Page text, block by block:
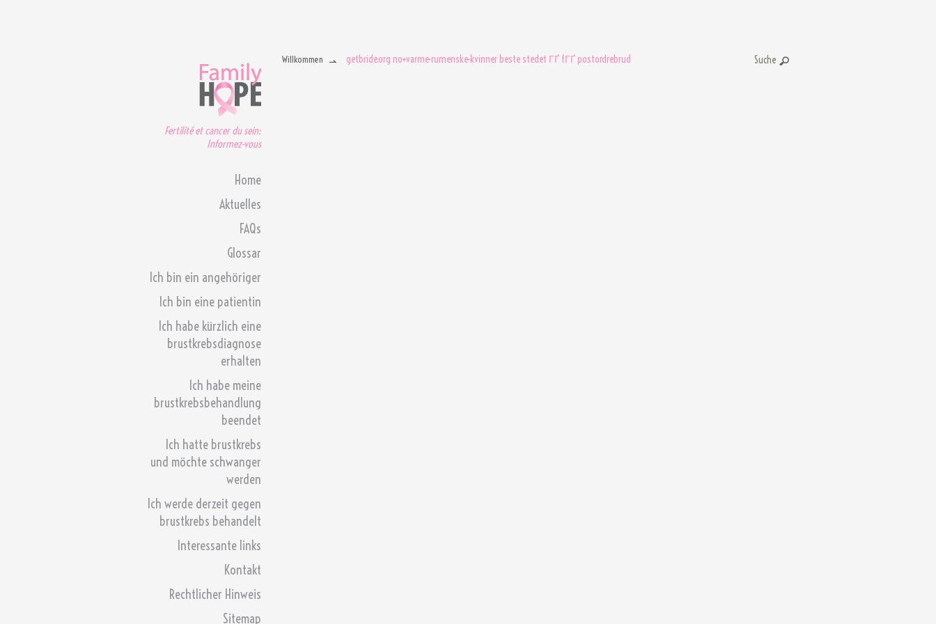
Fertilité et cancer du sein:
Informez-vous
Home
Aktuelles
FAQs
Glossar
Ich bin ein angehöriger
Ich bin eine patientin
Ich habe kürzlich eine
brustkrebsdiagnose
erhalten
Ich habe meine
brustkrebsbehandlung
beendet
Ich hatte brustkrebs
und möchte schwanger
werden
Ich werde derzeit gegen
brustkrebs behandelt
Interessante links
Kontakt
Rechtlicher Hinweis
Sitemap
Willkommen getbride.org no+varme-rumenske-kvinner beste stedet ГҐ fГҐ postordrebrud Suche: